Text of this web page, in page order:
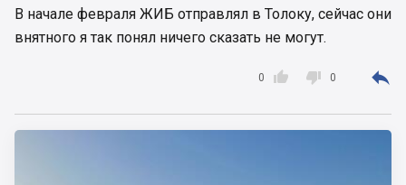
В начале февраля ЖИБ отправлял в Толоку, сейчас они
внятного я так понял ничего сказать не могут.

0  0 